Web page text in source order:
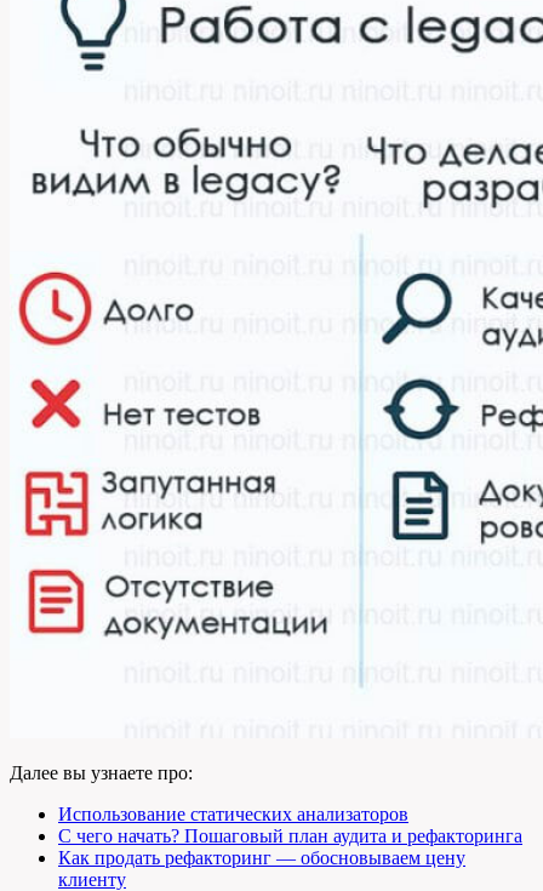
Далее вы узнаете про:
Использование статических анализаторов
С чего начать? Пошаговый план аудита и рефакторинга
Как продать рефакторинг — обосновываем цену
клиенту